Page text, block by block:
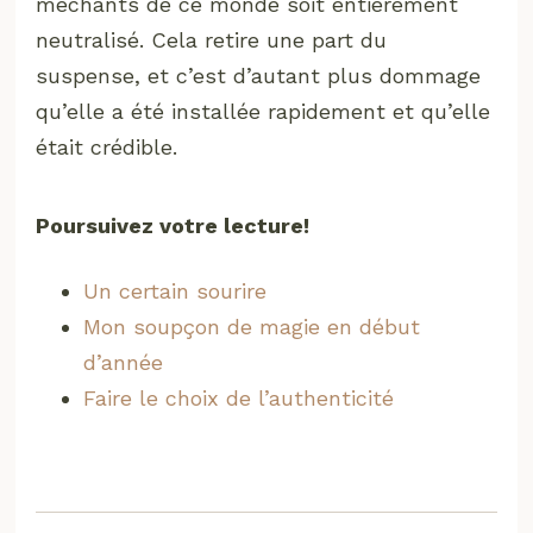
neutralisé. Cela retire une part du
suspense, et c’est d’autant plus dommage
qu’elle a été installée rapidement et qu’elle
était crédible.
Poursuivez votre lecture!
Un certain sourire
Mon soupçon de magie en début
d’année
Faire le choix de l’authenticité